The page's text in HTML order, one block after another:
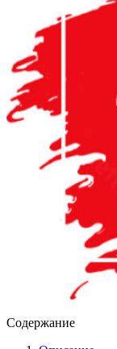
Содержание